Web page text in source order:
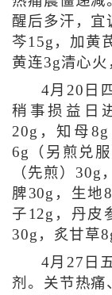
醒后多汗，宜
芩15g，加黄
黄连3g清心火
4月20日
稍事损益日
20g，知母
6g（另煎兑
（先煎）30g
脾30g，生地
子12g，丹皮
30g，炙甘草
4月27日
剂。关节热痛